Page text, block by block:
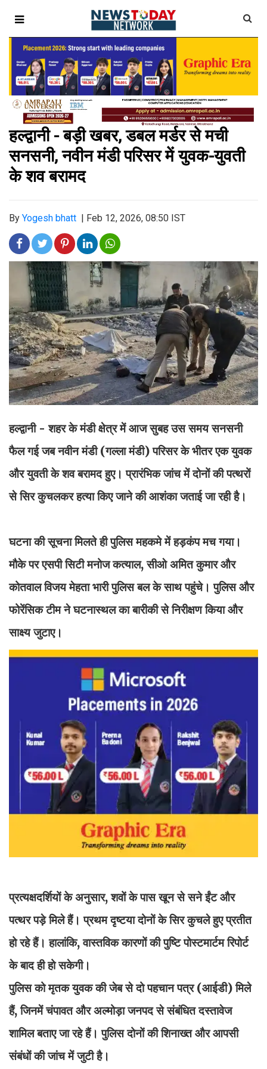
हल्द्वानी - बड़ी खबर, डबल मर्डर से मची
सनसनी, नवीन मंडी परिसर में युवक-युवती
के शव बरामद
By Yogesh bhatt Feb 12, 2026, 08:50 IST
हल्द्वानी - शहर के मंडी क्षेत्र में आज सुबह उस समय सनसनी
फैल गई जब नवीन मंडी (गल्ला मंडी) परिसर के भीतर एक युवक
और युवती के शव बरामद हुए। प्रारंभिक जांच में दोनों की पत्थरों
से सिर कुचलकर हत्या किए जाने की आशंका जताई जा रही है।
घटना की सूचना मिलते ही पुलिस महकमे में हड़कंप मच गया।
मौके पर एसपी सिटी मनोज कत्याल, सीओ अमित कुमार और
कोतवाल विजय मेहता भारी पुलिस बल के साथ पहुंचे। पुलिस और
फोरेंसिक टीम ने घटनास्थल का बारीकी से निरीक्षण किया और
साक्ष्य जुटाए।
प्रत्यक्षदर्शियों के अनुसार, शवों के पास खून से सने ईंट और
पत्थर पड़े मिले हैं। प्रथम दृष्टया दोनों के सिर कुचले हुए प्रतीत
हो रहे हैं। हालांकि, वास्तविक कारणों की पुष्टि पोस्टमार्टम रिपोर्ट
के बाद ही हो सकेगी।
पुलिस को मृतक युवक की जेब से दो पहचान पत्र (आईडी) मिले
हैं, जिनमें चंपावत और अल्मोड़ा जनपद से संबंधित दस्तावेज
शामिल बताए जा रहे हैं। पुलिस दोनों की शिनाख्त और आपसी
संबंधों की जांच में जुटी है।